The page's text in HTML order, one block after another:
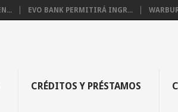
EVO BANK PERMITIRÁ INGR...
CRÉDITOS Y PRÉSTAMOS